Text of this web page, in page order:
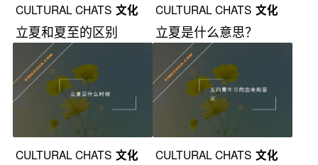
CULTURAL CHATS 文化
漫谈
立夏和夏至的区别
CULTURAL CHATS 文化
漫谈
立夏是什么意思？
CULTURAL CHATS 文化
CULTURAL CHATS 文化